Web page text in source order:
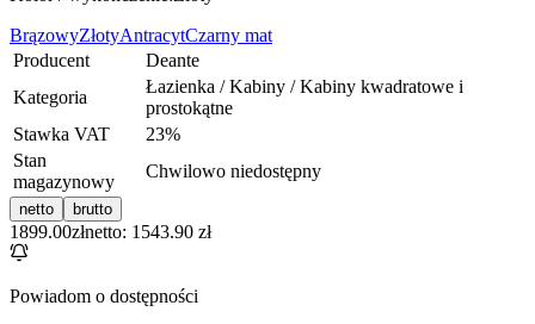
BrązowyZłotyAntracytCzarny mat
Producent
Deante
Kategoria
Łazienka / Kabiny / Kabiny kwadratowe i
prostokątne
Stawka VAT
23%
Stan
magazynowy
Chwilowo niedostępny
netto brutto
1899.00złnetto: 1543.90 zł
Powiadom o dostępności